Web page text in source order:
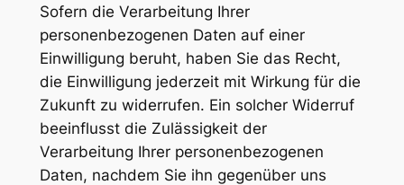
Sofern die Verarbeitung Ihrer
personenbezogenen Daten auf einer
Einwilligung beruht, haben Sie das Recht,
die Einwilligung jederzeit mit Wirkung für die
Zukunft zu widerrufen. Ein solcher Widerruf
beeinflusst die Zulässigkeit der
Verarbeitung Ihrer personenbezogenen
Daten, nachdem Sie ihn gegenüber uns